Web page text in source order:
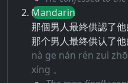
Mandarin
那個男人最終供認了他
那个男人最终供认了他
nà ge nán rén zuì
xíng 。